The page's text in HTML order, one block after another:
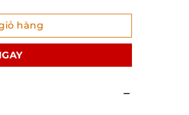
cảnh nghệ thuật TC1746 số lượng
hàng